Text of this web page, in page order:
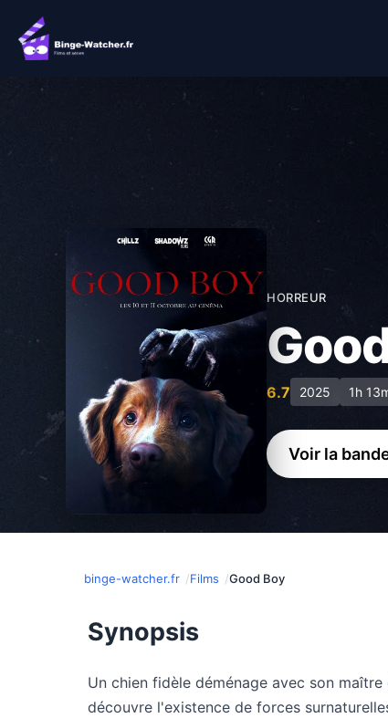
contenu
HORREUR
6.7 2025 1h
Voir la
binge-watcher.fr Films Good Boy
Synopsis
Un chien fidèle déménage avec son
découvre l'existence de forces